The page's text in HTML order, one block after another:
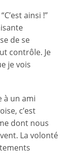
ainsi !”
de se
contrôle. Je
je vois
à un ami
c’est
dont nous
La volonté